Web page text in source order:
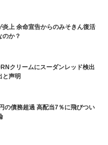
炎上 余命宣告からのみそきん復活
のか？
クリームにスーダンレッド検出
と声明
の債務超過 高配当7％に飛びつい